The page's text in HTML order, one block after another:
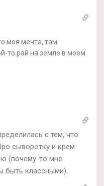
моя мечта, там
то рай на земле в моем
с тем, что
сыворотку и крем
(почему-то мне
быть классными).